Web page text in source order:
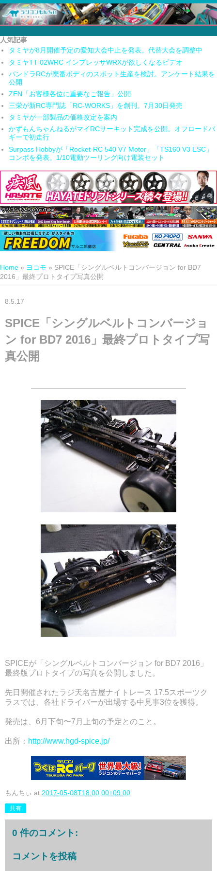
人気記事
タミヤが8月開催予定の愛知大会中止を発表。代替大会を調整中
タミヤTT-02WRC インプレッサWRXが欲しくなるビデオ
パンドラRCが廃番ボディのスポット生産を検討。アンケート結果を
公開
ZEN「お客様各位に重要なご報告」公開
三栄が新RC専門誌「RC-WORKS」を創刊。7月30日発売
タミヤが一部製品の価格改定を案内
かずもんちゃんねるがマイRCサーキット完成を公開。オフロードバ
ギーで初走行
Surpass Hobbyが「Rocket-RC 540 V7 Motor」「TS160 V3 ESC」
コンボを発表。1/10電動ツーリング向け電装セット
Home » ヨコモ » SPICE「シングルベルトコンバージョン for BD7
2016」最終プロトタイプ写真公開
8.5.17
SPICE「シングルベルトコンバージョ
ン for BD7 2016」最終プロトタイプ写
真公開
SPICEが「シングルベルトコンバージョン for BD7 2016」
最終版プロトタイプの写真を公開しました。
先日開催されたラジ天名古屋ナイトレース 17.5スポーツク
ラスでは、各社ドライバーが出場する中見事3位を獲得。
発売は、6月下旬〜7月上旬の予定とのこと。
出所： http://www.hgd-spice.jp/
もんちぃ at 2017-05-08T18:00:00+09:00
共有
0 件のコメント:
コメントを投稿